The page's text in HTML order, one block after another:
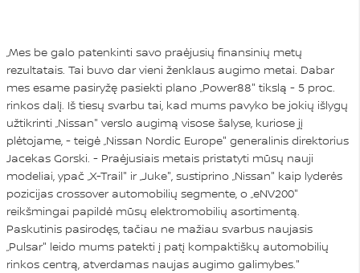
„Mes be galo patenkinti savo praėjusių finansinių metų
rezultatais. Tai buvo dar vieni ženklaus augimo metai. Dabar
mes esame pasiryžę pasiekti plano „Power88" tikslą - 5 proc.
rinkos dalį. Iš tiesų svarbu tai, kad mums pavyko be jokių išlygų
užtikrinti „Nissan" verslo augimą visose šalyse, kuriose jį
plėtojame, - teigė „Nissan Nordic Europe" generalinis direktorius
Jacekas Gorski. - Praėjusiais metais pristatyti mūsų nauji
modeliai, ypač „X-Trail" ir „Juke", sustiprino „Nissan" kaip lyderės
pozicijas crossover automobilių segmente, o „eNV200"
reikšmingai papildė mūsų elektromobilių asortimentą.
Paskutinis pasirodęs, tačiau ne mažiau svarbus naujasis
„Pulsar" leido mums patekti į patį kompaktiškų automobilių
rinkos centrą, atverdamas naujas augimo galimybes."